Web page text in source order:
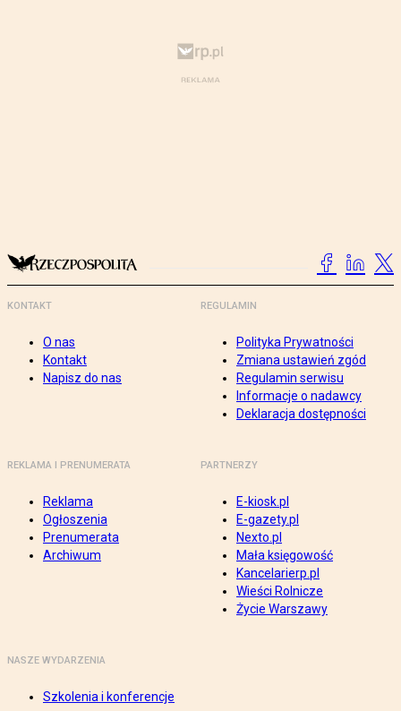
KONTAKT
O nas
Kontakt
Napisz do nas
REGULAMIN
Polityka Prywatności
Zmiana ustawień zgód
Regulamin serwisu
Informacje o nadawcy
Deklaracja dostępności
REKLAMA I PRENUMERATA
Reklama
Ogłoszenia
Prenumerata
Archiwum
PARTNERZY
E-kiosk.pl
E-gazety.pl
Nexto.pl
Mała księgowość
Kancelarierp.pl
Wieści Rolnicze
Życie Warszawy
NASZE WYDARZENIA
Szkolenia i konferencje